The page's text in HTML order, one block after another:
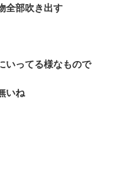
全部吹き出す
いってる様なもので
いね